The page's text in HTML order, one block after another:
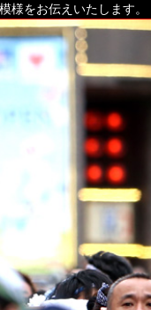
様をお伝えいたします。